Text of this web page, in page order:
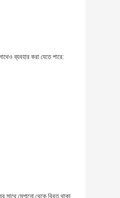
ব্যবহার করা যেতে পারে:
মেশানো থেকে বিরত থাকা